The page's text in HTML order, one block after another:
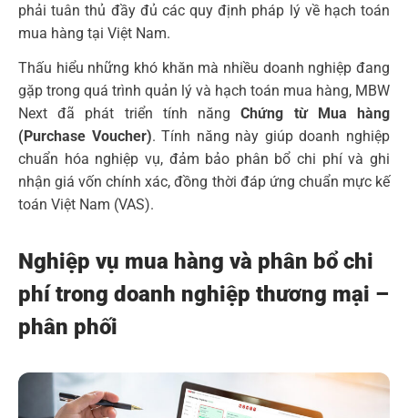
phải tuân thủ đầy đủ các quy định pháp lý về hạch toán
mua hàng tại Việt Nam.
Thấu hiểu những khó khăn mà nhiều doanh nghiệp đang
gặp trong quá trình quản lý và hạch toán mua hàng, MBW
Next đã phát triển tính năngChứng từ Mua hàng
(Purchase Voucher). Tính năng này giúp doanh nghiệp
chuẩn hóa nghiệp vụ, đảm bảo phân bổ chi phí và ghi
nhận giá vốn chính xác, đồng thời đáp ứng chuẩn mực kế
toán Việt Nam (VAS).
Nghiệp vụ mua hàng và phân bổ chi
phí trong doanh nghiệp thương mại –
phân phối